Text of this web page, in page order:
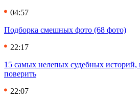
04:57
Подборка смешных фото (68 фото)
22:17
15 самых нелепых судебных историй,
поверить
22:07